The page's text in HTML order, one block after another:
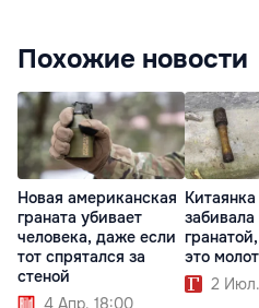
Похожие новости
Новая американская
граната убивает
человека, даже если
тот спрятался за
стеной
4 Апр. 18:00
забивала
это
2